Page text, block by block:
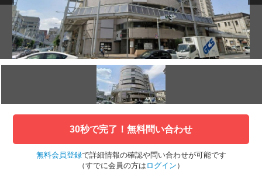
30秒で完了！無料問い合わせ
無料会員登録で詳細情報の確認や問い合わせが可能です
（すでに会員の方は ログイン ）